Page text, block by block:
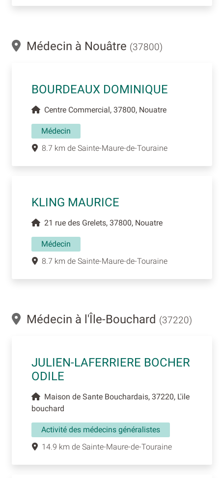
Médecin à Nouâtre (37800)
BOURDEAUX DOMINIQUE
Centre Commercial, 37800, Nouatre
Médecin
8.7 km de Sainte-Maure-de-Touraine
KLING MAURICE
21 rue des Grelets, 37800, Nouatre
Médecin
8.7 km de Sainte-Maure-de-Touraine
Médecin à l'Île-Bouchard (37220)
JULIEN-LAFERRIERE BOCHER
ODILE
Maison de Sante Bouchardais, 37220, L'ile
bouchard
Activité des médecins généralistes
14.9 km de Sainte-Maure-de-Touraine